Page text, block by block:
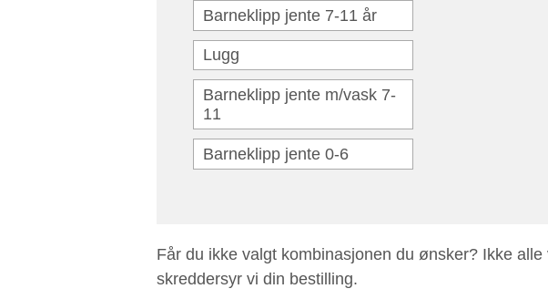
Barneklipp jente 7-11 år
Lugg
Barneklipp jente m/vask 7-
11
Barneklipp jente 0-6
Får du ikke valgt kombinasjonen du ønsker? Ikke
skreddersyr vi din bestilling.